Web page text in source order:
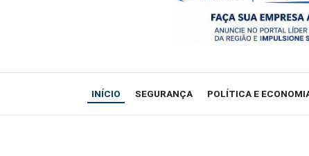
avalia
INÍCIO SEGURANÇA POLÍTICA E